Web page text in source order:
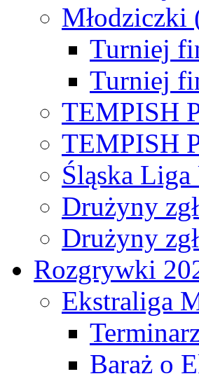
Młodziczki
Turniej
Turniej
TEMPISH
TEMPISH
Śląska
Drużyny
Drużyny
Rozgrywki
Ekstraliga
Baraż o